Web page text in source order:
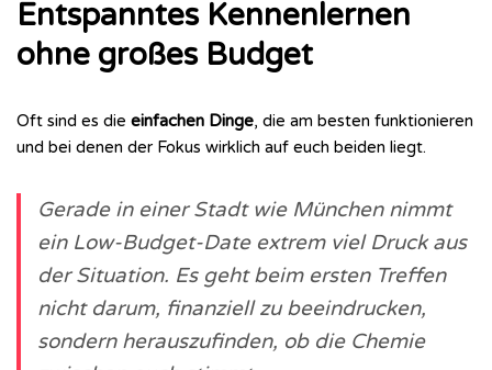
Entspanntes Kennenlernen
ohne großes Budget
Oft sind es die einfachen Dinge, die am besten funktionieren
und bei denen der Fokus wirklich auf euch beiden liegt.
Gerade in einer Stadt wie München nimmt
ein Low-Budget-Date extrem viel Druck aus
der Situation. Es geht beim ersten Treffen
nicht darum, finanziell zu beeindrucken,
sondern herauszufinden, ob die Chemie